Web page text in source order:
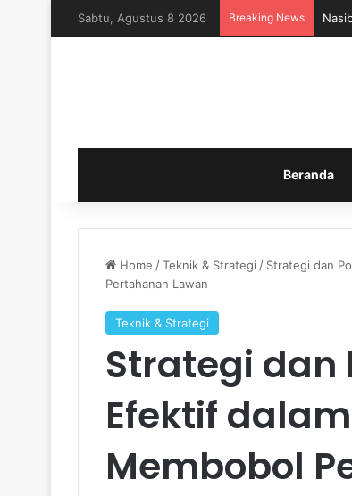
Sabtu, Agustus 8 2026 Breaking News
Beranda
Home /Teknik & Strategi / Strategi dan
Pertahanan Lawan
Teknik & Strategi
Strategi dan
Efektif
Membobol